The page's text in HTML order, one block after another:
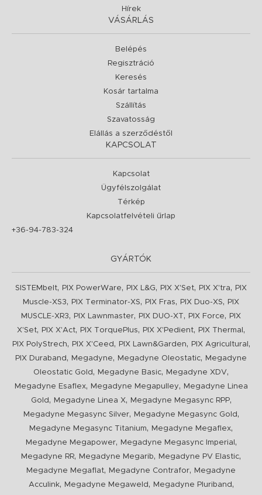
Hírek
VÁSÁRLÁS
Belépés
Regisztráció
Keresés
Kosár tartalma
Szállítás
Szavatosság
Elállás a szerződéstől
KAPCSOLAT
Kapcsolat
Ügyfélszolgálat
Térkép
Kapcsolatfelvételi űrlap
+36-94-783-324
GYÁRTÓK
SISTEMbelt, PIX PowerWare, PIX L&G, PIX X'Set, PIX X'tra,
PIX
Muscle-XS3, PIX Terminator-XS, PIX Fras, PIX Duo-XS,
PIX
MUSCLE-XR3, PIX Lawnmaster, PIX DUO-XT , PIX Force,
PIX
X'Set, PIX X'Act, PIX TorquePlus, PIX X'Pedient, PIX Thermal ,
PIX PolyStrech, PIX X'Ceed , PIX Lawn&Garden, PIX Agricultural ,
PIX Duraband , Megadyne, Megadyne Oleostatic,
Megadyne
Oleostatic Gold , Megadyne Basic, Megadyne XDV,
Megadyne Esaflex, Megadyne Megapulley,
Megadyne Linea
Gold , Megadyne Linea X, Megadyne Megasync RPP,
Megadyne Megasync Silver, Megadyne Megasync Gold ,
Megadyne Megasync Titanium, Megadyne Megaflex,
Megadyne Megapower, Megadyne Megasync Imperial ,
Megadyne RR, Megadyne Megarib, Megadyne PV Elastic,
Megadyne Megaflat, Megadyne Contrafor,
Megadyne
Acculink, Megadyne Megaweld , Megadyne Pluriband ,